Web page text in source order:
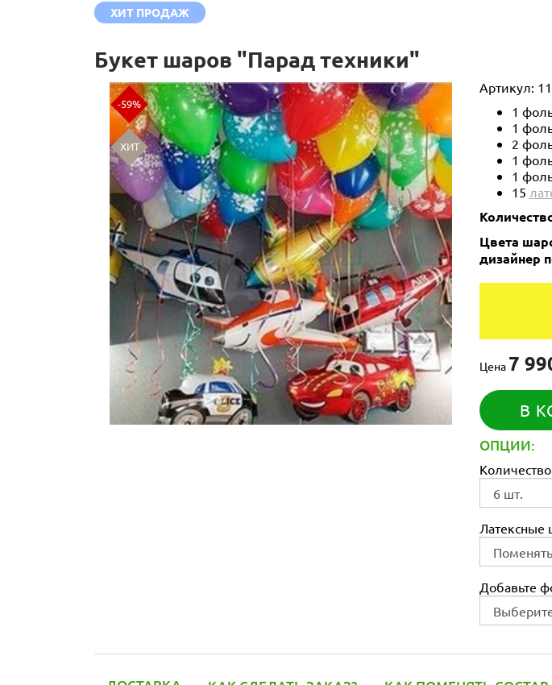
ХИТ ПРОДАЖ
Букет шаров "Парад техники"
-59%
ХИТ
Артикул:
1
1
2
1
1
15
Цвета
дизайнер
Цена 7
В
ОПЦИИ:
Латексные
Добавьте